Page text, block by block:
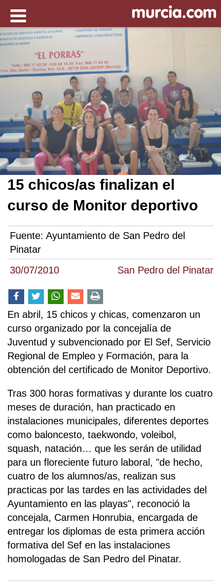
30/07/2010 San Pedro del Pinatar
15 chicos/as finalizan el
curso de Monitor deportivo
Fuente: Ayuntamiento de San Pedro del
Pinatar
En abril, 15 chicos y chicas, comenzaron un
curso organizado por la concejalía de
Juventud y subvencionado por El Sef, Servicio
Regional de Empleo y Formación, para la
obtención del certificado de Monitor Deportivo.
Tras 300 horas formativas y durante los cuatro
meses de duración, han practicado en
instalaciones municipales, diferentes deportes
como baloncesto, taekwondo, voleibol,
squash, natación… que les serán de utilidad
para un floreciente futuro laboral, "de hecho,
cuatro de los alumnos/as, realizan sus
practicas por las tardes en las actividades del
Ayuntamiento en las playas", reconoció la
concejala, Carmen Honrubia, encargada de
entregar los diplomas de esta primera acción
formativa del Sef en las instalaciones
homologadas de San Pedro del Pinatar.